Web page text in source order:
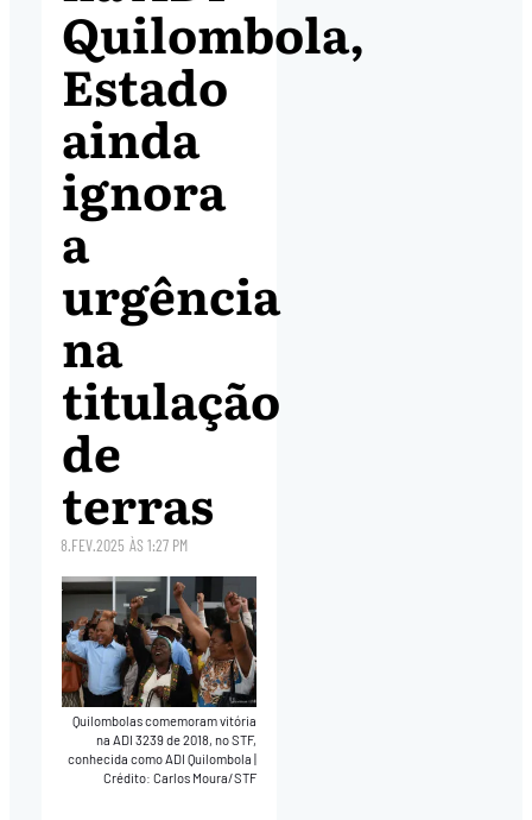
Quilombola,
Estado
ainda
ignora
a
urgência
na
titulação
de
terras
8.FEV.2025 ÀS1:27 PM
Quilombolas comemoram vitória
na ADI 3239 de 2018, no STF,
conhecida como ADI Quilombola |
Crédito: Carlos Moura/STF